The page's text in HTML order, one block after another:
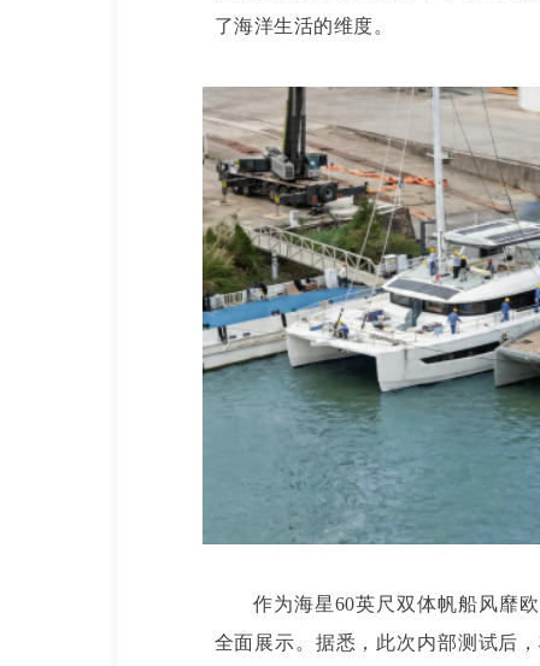
了海洋生活的维度。
作为海星60英尺双体帆船风靡
全面展示。据悉，此次内部测试后